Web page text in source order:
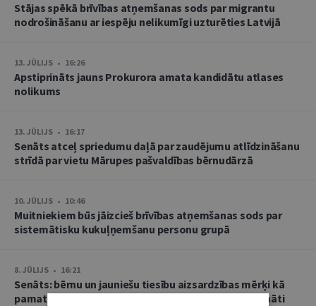
Stājas spēkā brīvības atņemšanas sods par migrantu
nodrošināšanu ar iespēju nelikumīgi uzturēties Latvijā
13. JŪLIJS • 16:26
Apstiprināts jauns Prokurora amata kandidātu atlases
nolikums
13. JŪLIJS • 16:17
Senāts atceļ spriedumu daļā par zaudējumu atlīdzināšanu
strīdā par vietu Mārupes pašvaldības bērnudārzā
10. JŪLIJS • 10:46
Muitniekiem būs jāizcieš brīvības atņemšanas sods par
sistemātisku kukuļņemšanu personu grupā
8. JŪLIJS • 16:21
Senāts: bērnu un jauniešu tiesību aizsardzības mērķi kā
pamatu atbrīvojumam no PVN nevar tulkot paplašināti